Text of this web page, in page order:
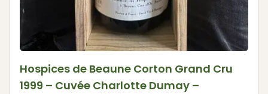
Hospices de Beaune Corton Grand Cru
1999 – Cuvée Charlotte Dumay –